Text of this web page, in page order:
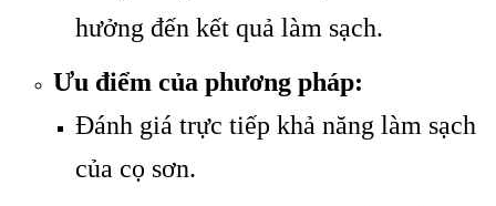
hưởng đến kết quả làm sạch.
Ưu điểm của phương pháp:
Đánh giá trực tiếp khả năng làm sạch
của cọ sơn.